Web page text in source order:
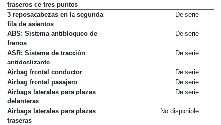
traseros de tres puntos
3 reposacabezas en la segunda
fila de asientos
De serie
ABS: Sistema antibloqueo de
frenos
De serie
ASR: Sistema de tracción
antideslizante
De serie
Airbag frontal conductor
De serie
Airbag frontal pasajero
De serie
Airbags laterales para plazas
delanteras
De serie
Airbags laterales para plazas
traseras
No disponible